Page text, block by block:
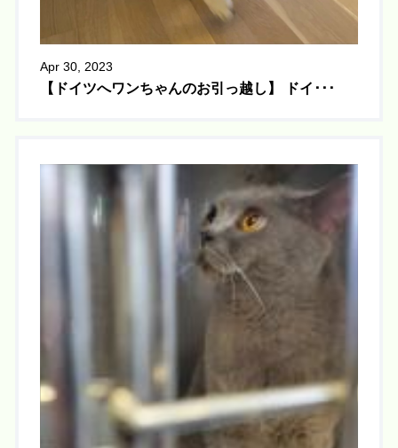
Apr 30, 2023
【ドイツへワンちゃんのお引っ越し】 ドイ･･･